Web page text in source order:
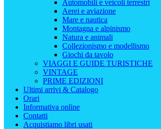
Automobili e veicoli terrestri
Aerei e aviazione
Mare e nautica
Montagna e alpinismo
Natura e animali
Collezionismo e modellismo
Giochi da tavolo
VIAGGI E GUIDE TURISTICHE
VINTAGE
PRIME EDIZIONI
Ultimi arrivi & Catalogo
Orari
Informativa online
Contatti
Acquistiamo libri usati